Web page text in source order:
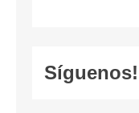
Síguenos!